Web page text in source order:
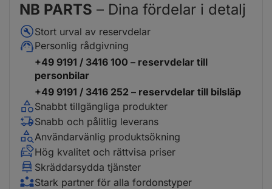
NB PARTS – Dina fördelar i detalj
Stort urval av reservdelar
Personlig rådgivning
+49 9191 / 3416 100 – reservdelar till
personbilar
+49 9191 / 3416 252 – reservdelar till bilsläp
Snabbt tillgängliga produkter
Snabb och pålitlig leverans
Användarvänlig produktsökning
Hög kvalitet och rättvisa priser
Skräddarsydda tjänster
Stark partner för alla fordonstyper